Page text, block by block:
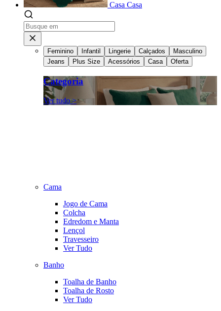
Casa Casa
Feminino Infantil Lingerie Calçados
Masculino
Jeans
Plus Size Acessórios Casa Oferta
Categoria
Ver tudo >
Cama
Jogo de Cama
Colcha
Edredom e Manta
Lençol
Travesseiro
Ver Tudo
Banho
Toalha de Banho
Toalha de Rosto
Ver Tudo